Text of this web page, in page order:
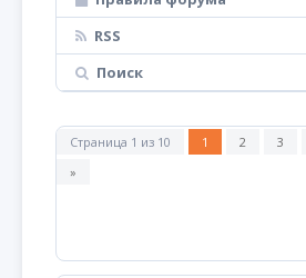
RSS
Поиск
Страница 1 из 10 1 2 3
»